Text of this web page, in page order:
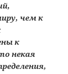
чем к
к
некая